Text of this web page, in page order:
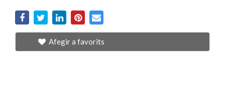
Afegir a favorits